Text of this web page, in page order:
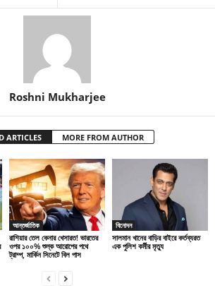
Roshni Mukharjee
ARTICLES MORE FROM AUTHOR
আন্তর্জাতিক
রাশিয়ার তেল কেনার খেসারত! ভারতের
ওপর ১০০% শুল্ক আরোপের পথে
ট্রাম্প, মার্কিন সিনেটে বিল পাস
বিনোদন
সালমান খানের বাড়ির বাইরে কর্তব্যরত
এক পুলিশ কর্মীর মৃত্যু